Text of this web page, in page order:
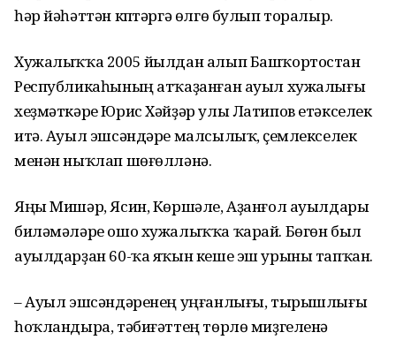
һәр йә­һәт­тән күптәргә өлгө булып торалыр.
Хужалыҡҡа 2005 йылдан алып Башҡортостан
Республикаһының ат­ҡаҙанған ауыл хужалығы
хеҙмәт­кәре Юрис Хәйҙәр улы Латипов етәкселек
итә. Ауыл эшсәндәре малсылыҡ, үҫемлекселек
менән ныҡлап шөғөлләнә.
Яңы Мишәр, Ясин, Көршәле, Аҙанғол ауылдары
биләмәләре ошо хужалыҡҡа ҡарай. Бөгөн был
ауылдарҙан 60-ҡа яҡын кеше эш урыны тапҡан.
– Ауыл эшсәндәренең уңғанлығы, тырышлығы
һоҡландыра, тәбиғәттең төрлө миҙгеленә